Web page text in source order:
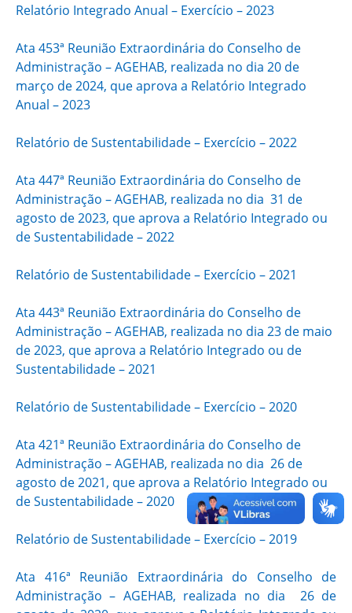
Relatório Integrado Anual – Exercício – 2023
Ata 453ª Reunião Extraordinária do Conselho de
Administração – AGEHAB, realizada no dia 20 de
março de 2024, que aprova a Relatório Integrado
Anual – 2023
Relatório de Sustentabilidade – Exercício – 2022
Ata 447ª Reunião Extraordinária do Conselho de
Administração – AGEHAB, realizada no dia 31 de
agosto de 2023, que aprova a Relatório Integrado ou
de Sustentabilidade – 2022
Relatório de Sustentabilidade – Exercício – 2021
Ata 443ª Reunião Extraordinária do Conselho de
Administração – AGEHAB, realizada no dia 23 de maio
de 2023, que aprova a Relatório Integrado ou de
Sustentabilidade – 2021
Relatório de Sustentabilidade – Exercício – 2020
Ata 421ª Reunião Extraordinária do Conselho de
Administração – AGEHAB, realizada no dia 26 de
agosto de 2021, que aprova a Relatório Integrado ou
de Sustentabilidade – 2020
Relatório de Sustentabilidade – Exercício – 2019
Ata 416ª Reunião Extraordinária do Conselho de
Administração – AGEHAB, realizada no dia 26 de